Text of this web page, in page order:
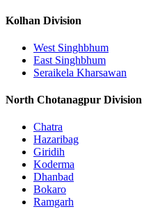
Kolhan Division
West Singhbhum
East Singhbhum
Seraikela Kharsawan
North Chotanagpur Division
Chatra
Hazaribag
Giridih
Koderma
Dhanbad
Bokaro
Ramgarh